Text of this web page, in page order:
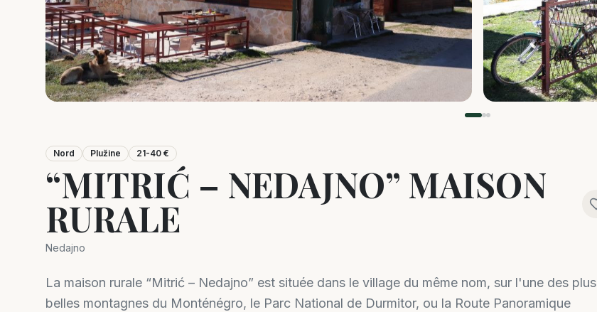
Nord Plužine 21-40 €
“MITRIĆ – NEDAJNO” MAISON
RURALE
Nedajno
La maison rurale “Mitrić – Nedajno” est située dans le village du même nom, sur l'une des plus
belles montagnes du Monténégro, le Parc National de Durmitor, ou la Route Panoramique